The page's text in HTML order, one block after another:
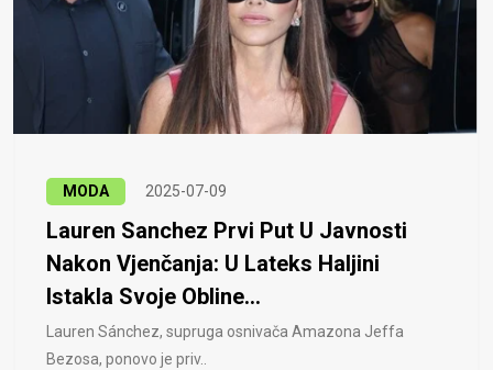
MODA 2025-07-09
Lauren Sanchez Prvi Put U Javnosti
Nakon Vjenčanja: U Lateks Haljini
Istakla Svoje Obline...
Lauren Sánchez, supruga osnivača Amazona Jeffa
Bezosa, ponovo je priv..